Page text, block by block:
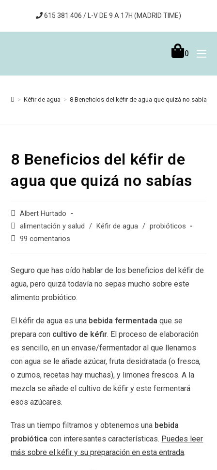
615 381 406 / L-V DE 9 A 17H (MADRID TIME)
0
> Kéfir de agua > 8 Beneficios del kéfir de agua que quizá no sabías
8 Beneficios del kéfir de
agua que quizá no sabías
Albert Hurtado
alimentación y salud
/ Kéfir de agua / probióticos
99 comentarios
Seguro que has oído hablar de los beneficios del kéfir de
agua, pero quizá todavía no sepas mucho sobre este
alimento probiótico.
El kéfir de agua es una bebida fermentada que se
prepara con cultivo de kéfir. El proceso de elaboración
es sencillo, en un envase/fermentador al que llenamos
con agua se le añade azúcar, fruta desidratada (o fresca,
o zumos, recetas hay muchas), y limones frescos. A la
mezcla se añade el cultivo de kéfir y este fermentará
esos azúcares.
Tras un tiempo filtramos y obtenemos una bebida
probiótica con interesantes características. Puedes leer
más sobre el kéfir y su preparación en esta entrada.